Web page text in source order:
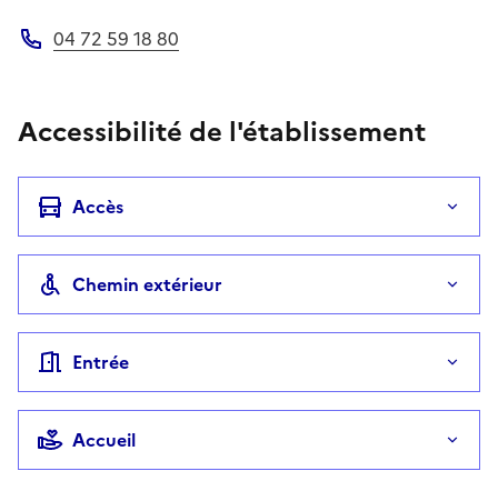
04 72 59 18 80
Accessibilité de l'établissement
Accès
Chemin extérieur
Entrée
Accueil